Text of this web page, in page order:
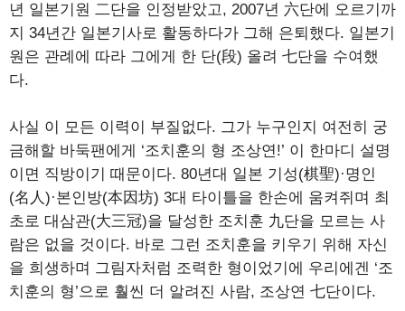
년 일본기원 二단을 인정받았고, 2007년 六단에 오르기까
지 34년간 일본기사로 활동하다가 그해 은퇴했다. 일본기
원은 관례에 따라 그에게 한 단(段) 올려 七단을 수여했
다.
사실 이 모든 이력이 부질없다. 그가 누구인지 여전히 궁
금해할 바둑팬에게 ‘조치훈의 형 조상연!’ 이 한마디 설명
이면 직방이기 때문이다. 80년대 일본 기성(棋聖)·명인
(名人)·본인방(本因坊) 3대 타이틀을 한손에 움켜쥐며 최
초로 대삼관(大三冠)을 달성한 조치훈 九단을 모르는 사
람은 없을 것이다. 바로 그런 조치훈을 키우기 위해 자신
을 희생하며 그림자처럼 조력한 형이었기에 우리에겐 ‘조
치훈의 형’으로 훨씬 더 알려진 사람, 조상연 七단이다.